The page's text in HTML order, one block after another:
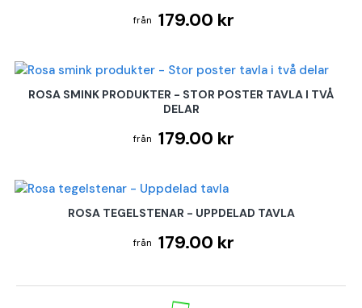
179.00 kr
ROSA SMINK PRODUKTER - STOR POSTER TAVLA I TVÅ
DELAR
179.00 kr
ROSA TEGELSTENAR - UPPDELAD TAVLA
179.00 kr